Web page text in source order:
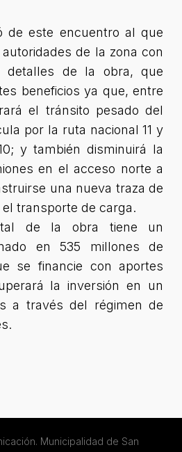
de este encuentro al que
de la zona con
de la obra, que
beneficios ya que, entre
el tránsito pesado del
por la ruta nacional 11 y
y también disminuirá la
en el acceso norte a
una nueva traza de
transporte de carga.
de la obra tiene un
en 535 millones de
se financie con aportes
la inversión en un
a través del régimen de
Municipalidad de San